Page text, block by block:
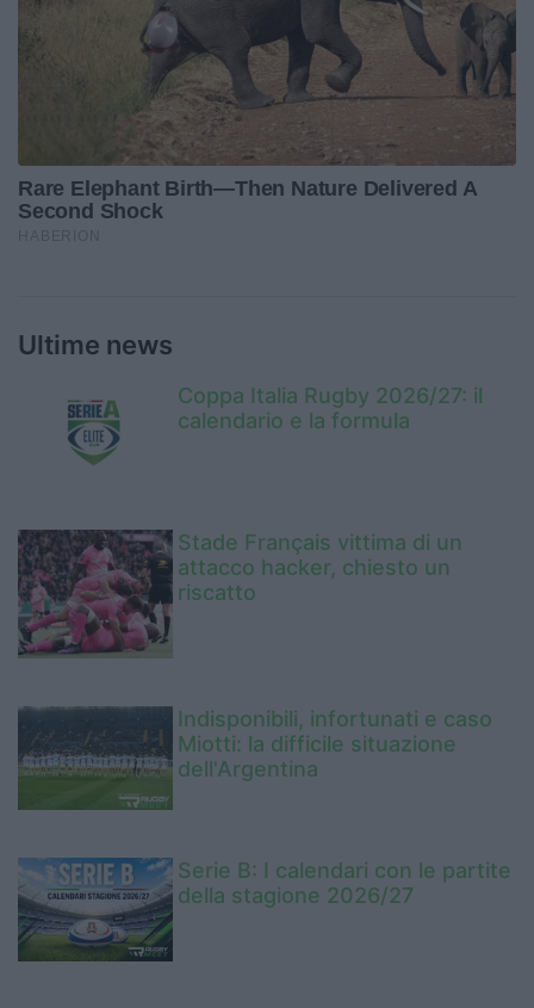
Ultime news
Coppa Italia Rugby 2026/27: il
calendario e la formula
Stade Français vittima di un
attacco hacker, chiesto un
riscatto
Indisponibili, infortunati e caso
Miotti: la difficile situazione
dell'Argentina
Serie B: I calendari con le partite
della stagione 2026/27